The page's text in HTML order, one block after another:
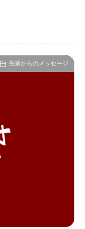
先輩からのメッセージ